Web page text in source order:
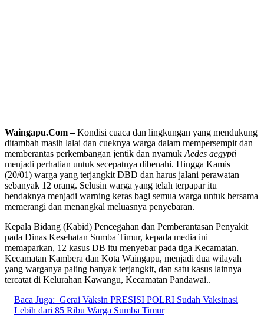
Waingapu.Com –Kondisi cuaca dan lingkungan yang mendukung
ditambah masih lalai dan cueknya warga dalam mempersempit dan
memberantas perkembangan jentik dan nyamuk Aedes aegypti
menjadi perhatian untuk secepatnya dibenahi. Hingga Kamis
(20/01) warga yang terjangkit DBD dan harus jalani perawatan
sebanyak 12 orang. Selusin warga yang telah terpapar itu
hendaknya menjadi warning keras bagi semua warga untuk bersama
memerangi dan menangkal meluasnya penyebaran.
Kepala Bidang (Kabid) Pencegahan dan Pemberantasan Penyakit
pada Dinas Kesehatan Sumba Timur, kepada media ini
memaparkan, 12 kasus DB itu menyebar pada tiga Kecamatan.
Kecamatan Kambera dan Kota Waingapu, menjadi dua wilayah
yang warganya paling banyak terjangkit, dan satu kasus lainnya
tercatat di Kelurahan Kawangu, Kecamatan Pandawai..
Baca Juga: Gerai Vaksin PRESISI POLRI Sudah Vaksinasi
Lebih dari 85 Ribu Warga Sumba Timur